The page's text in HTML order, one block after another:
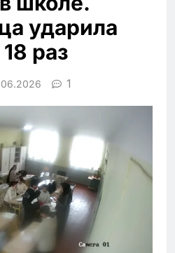
ударила
раз
1